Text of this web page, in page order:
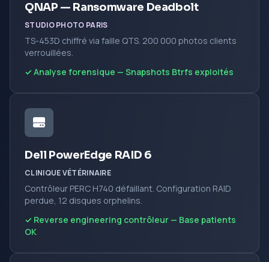
QNAP — Ransomware Deadbolt
STUDIO PHOTO PARIS
TS-453D chiffré via faille QTS. 200 000 photos clients
verrouillées.
✓ Analyse forensique — Snapshots Btrfs exploités
Dell PowerEdge RAID 6
CLINIQUE VÉTÉRINAIRE
Contrôleur PERC H740 défaillant. Configuration RAID
perdue, 12 disques orphelins.
✓ Reverse engineering contrôleur — Base patients
OK